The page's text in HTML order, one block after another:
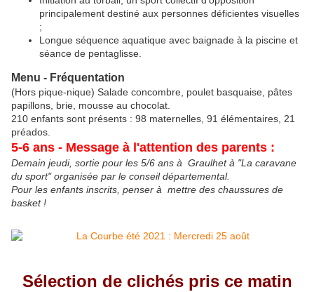
principalement destiné aux personnes déficientes visuelles
;
Longue séquence aquatique avec baignade à la piscine et
séance de pentaglisse.
Menu - Fréquentation
(Hors pique-nique) Salade concombre, poulet basquaise, pâtes
papillons, brie, mousse au chocolat.
210 enfants sont présents : 98 maternelles, 91 élémentaires, 21
préados.
5-6 ans - Message à l'attention des parents :
Demain jeudi, sortie pour les 5/6 ans à Graulhet à "La caravane
du sport" organisée par le conseil départemental.
Pour les enfants inscrits, penser à mettre des chaussures de
basket !
Sélection de clichés pris ce matin